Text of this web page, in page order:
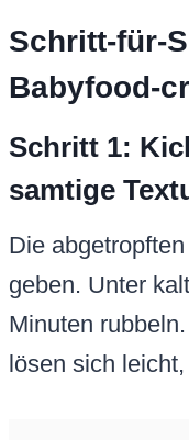
Schritt-für-
Babyfood-
Schritt 1:
samtige
Die
geben. Unter
Minuten
lösen sich